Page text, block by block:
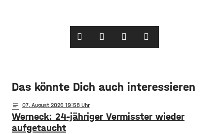
Das könnte Dich auch interessieren
notes 07. August 2026 19:58
Werneck: 24-jähriger Vermisster wieder
aufgetaucht